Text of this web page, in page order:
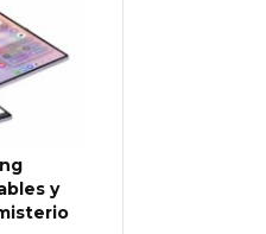
y